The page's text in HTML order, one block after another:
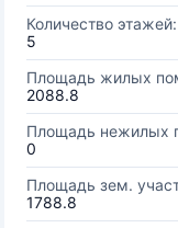
Количество этажей:
5
Площадь жилых
2088.8
Площадь нежилых
0
Площадь зем.
1788.8